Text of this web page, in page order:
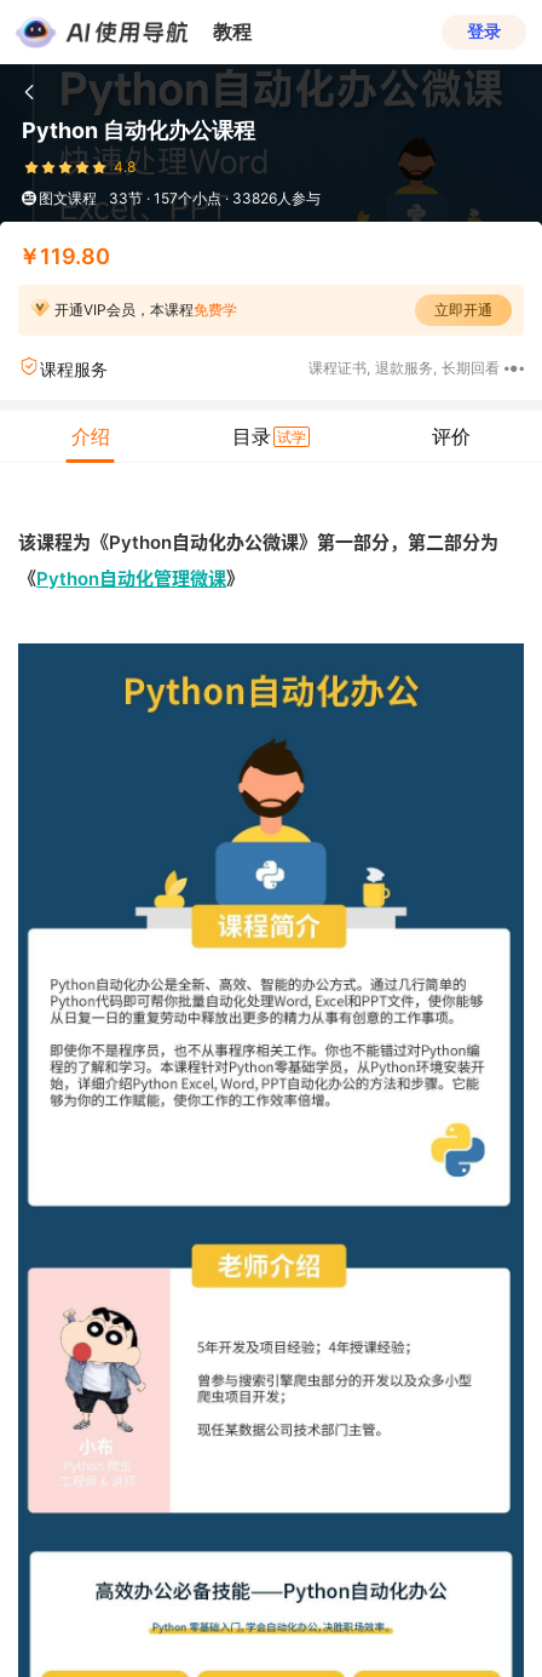
教程 登录
Python 自动化办公课程
4.8
图文课程
33节 · 157个小点 · 33826人参与
￥119.80
开通VIP会员，本课程免费学 立即开通
课程服务 课程证书, 退款服务, 长期回看
介绍 目录 试学 评价
该课程为《Python自动化办公微课》第一部分，第二部分为
《Python自动化管理微课》